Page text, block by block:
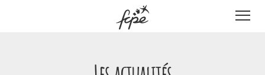
Panneau de gestion des cookies